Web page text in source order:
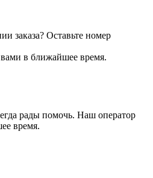
заказа? Оставьте номер
в ближайшее время.
рады помочь. Наш оператор
время.